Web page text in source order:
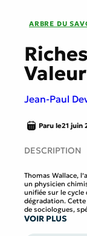
ARBRE DU
Jean-Paul
Paru le21 juin
DESCRIPTION
Thomas Wallace,
un physicien
unifiée sur le
dégradation.
de sociologues,
Thomas Wallace a
VOIR PLUS